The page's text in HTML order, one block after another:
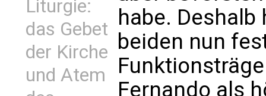
Liturgie:
das Gebet
der Kirche
und Atem
habe.
beiden nun
Fernando als